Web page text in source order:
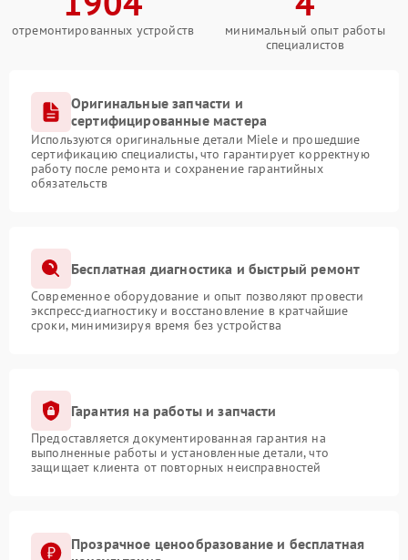
отремонтированных устройств
минимальный опыт работы
специалистов
Оригинальные запчасти и
сертифицированные мастера
Используются оригинальные детали Miele и прошедшие
сертификацию специалисты, что гарантирует корректную
работу после ремонта и сохранение гарантийных
обязательств
Бесплатная диагностика и быстрый ремонт
Современное оборудование и опыт позволяют провести
экспресс-диагностику и восстановление в кратчайшие
сроки, минимизируя время без устройства
Гарантия на работы и запчасти
Предоставляется документированная гарантия на
выполненные работы и установленные детали, что
защищает клиента от повторных неисправностей
Прозрачное ценообразование и бесплатная